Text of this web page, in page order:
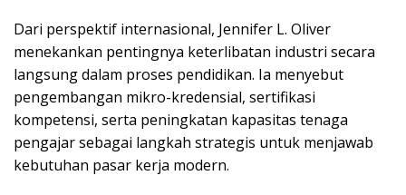
Dari perspektif internasional, Jennifer L. Oliver
menekankan pentingnya keterlibatan industri secara
langsung dalam proses pendidikan. Ia menyebut
pengembangan mikro-kredensial, sertifikasi
kompetensi, serta peningkatan kapasitas tenaga
pengajar sebagai langkah strategis untuk menjawab
kebutuhan pasar kerja modern.